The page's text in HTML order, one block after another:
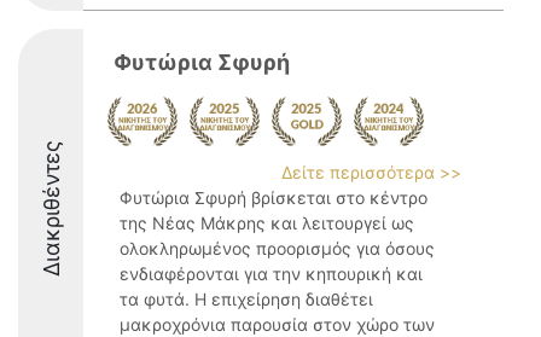
Διακριθέντες
Φυτώρια Σφυρή
Δείτε περισσότερα >>
Φυτώρια Σφυρή βρίσκεται στο κέντρο
της Νέας Μάκρης και λειτουργεί ως
ολοκληρωμένος προορισμός για όσους
ενδιαφέρονται για την κηπουρική και
τα φυτά. Η επιχείρηση διαθέτει
μακροχρόνια παρουσία στον χώρο των